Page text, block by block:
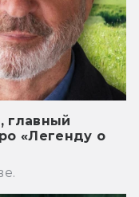
главный
«Легенду о